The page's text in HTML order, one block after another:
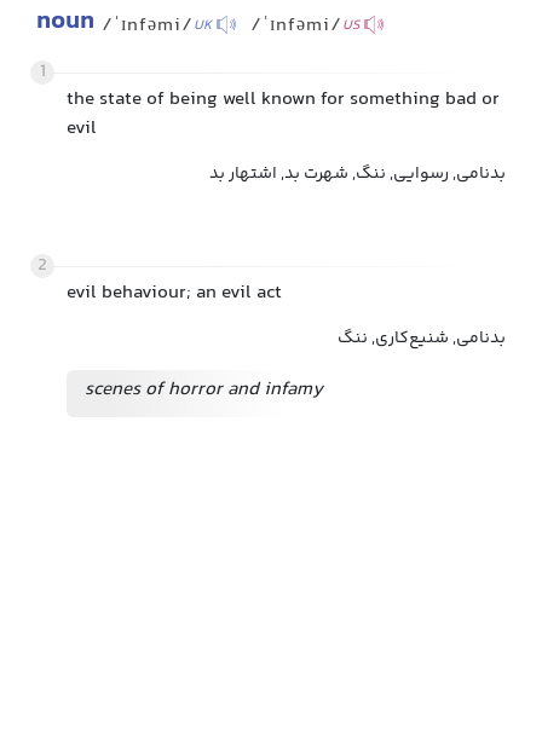
noun /ˈɪnfəmi/UK /ˈɪnfəmi/US
1
the state of being well known for something bad or
evil
بدنامی, رسوایی, ننگ, شهرت بد, اشتهار بد
2
evil behaviour; an evil act
بدنامی, شنیع‌کاری, ننگ
scenes of horror and infamy